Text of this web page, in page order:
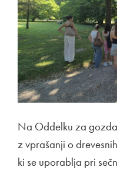
Na Oddelku za
z vprašanji o
ki se uporablja pri